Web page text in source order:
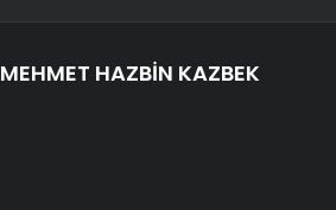
MEHMET HAZBİN KAZBEK